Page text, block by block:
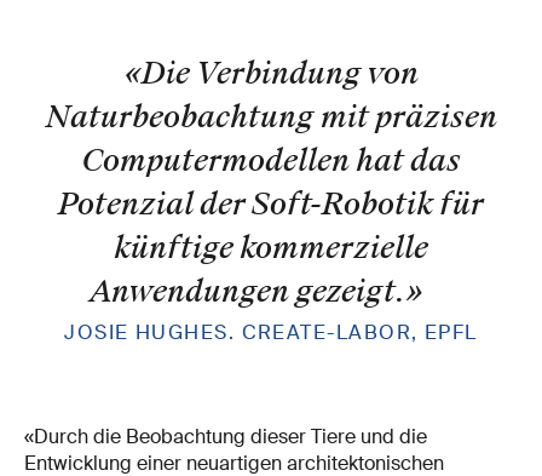
«Die Verbindung von
Naturbeobachtung mit präzisen
Computermodellen hat das
Potenzial der Soft-Robotik für
künftige kommerzielle
Anwendungen gezeigt.»
JOSIE HUGHES. CREATE-LABOR, EPFL
«Durch die Beobachtung dieser Tiere und die
Entwicklung einer neuartigen architektonischen